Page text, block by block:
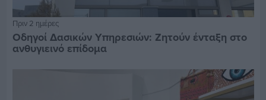
Πριν 2 ημέρες
Οδηγοί Δασικών Υπηρεσιών: Ζητούν ένταξη στο
ανθυγιεινό επίδομα